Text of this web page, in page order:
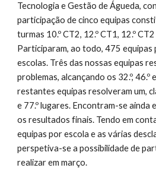
Tecnologia e Gestão de Águeda,
participação de cinco equipas
turmas 10.º CT2, 12.º CT1, 12.º
Participaram, ao todo, 475 equipas
escolas. Três das nossas equipas
problemas, alcançando os 32.º, 46.º
restantes equipas resolveram um,
e 77.º lugares. Encontram-se ainda
os resultados finais. Tendo em
equipas por escola e as várias
perspetiva-se a possibilidade de
realizar em março.